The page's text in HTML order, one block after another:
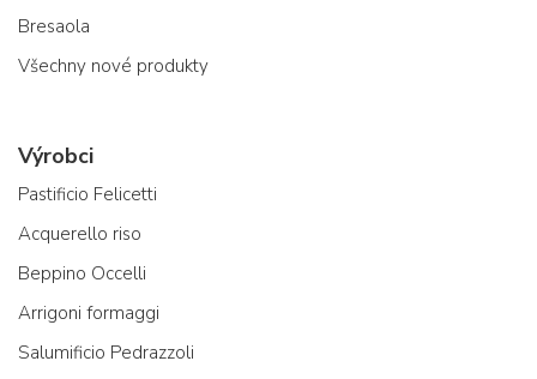
Bresaola
Všechny nové produkty
Výrobci
Pastificio Felicetti
Acquerello riso
Beppino Occelli
Arrigoni formaggi
Salumificio Pedrazzoli